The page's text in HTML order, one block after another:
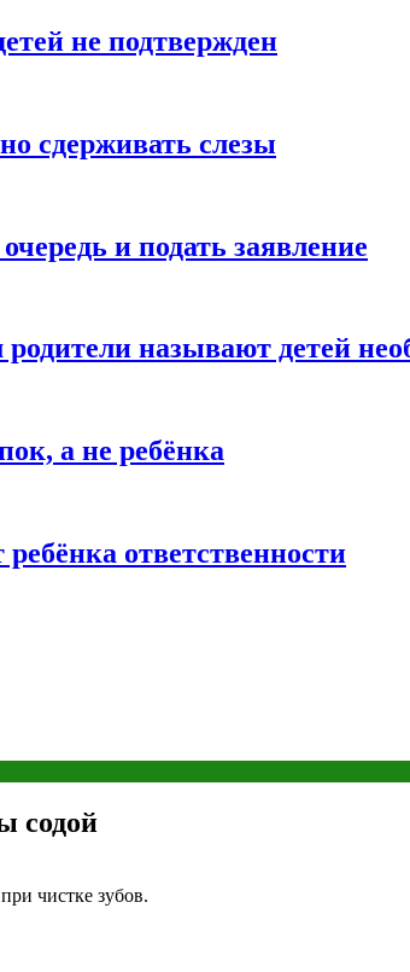
не подтвержден
сдерживать слезы
и подать заявление
называют детей
а не ребёнка
ответственности
содой
чистке зубов.